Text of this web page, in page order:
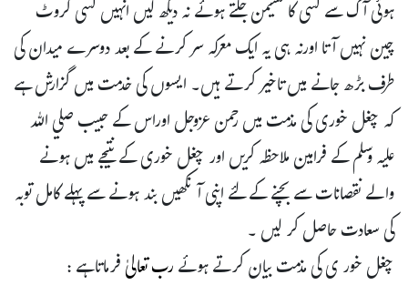
ہوئی آگ سے کسی کا نشیمن جلتے ہوئے نہ دیکھ لیں انہیں کسی کروٹ
چین نہیں آتا اورنہ ہی یہ ایک معرکہ سر کرنے کے بعد دوسرے میدان کی
طرف بڑھ جانے میں تاخیر کرتے ہیں۔ ایسوں کی خدمت میں گزارش ہے
کہ چغل خوری کی مذمت میں رحمن عزوجل اوراس کے حبیب صلي اللہ
عليہ وسلم کے فرامین ملاحظہ کریں اور چغل خوری کے نتیجے میں ہونے
والے نقصانات سے بچنے کے لئے اپنی آنکھیں بند ہونے سے پہلے کامل توبہ
کی سعادت حاصل کر لیں ۔
چغل خور ی کی مذمت بیان کرتے ہوئےرب تعالیٰفرماتاہے :